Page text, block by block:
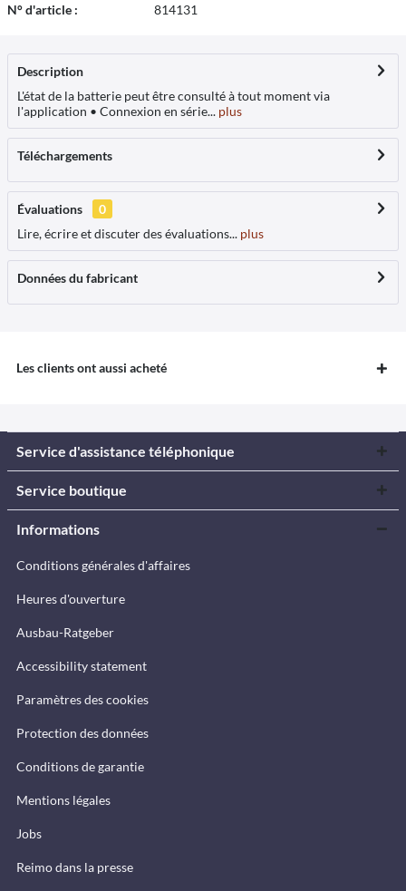
N° d'article : 814131
Description
L'état de la batterie peut être consulté à tout moment via
l'application • Connexion en série... plus
Téléchargements
Évaluations
0
Lire, écrire et discuter des évaluations... plus
Données du fabricant
Les clients ont aussi acheté
Service d'assistance téléphonique
Service boutique
Informations
Conditions générales d'affaires
Heures d'ouverture
Ausbau-Ratgeber
Accessibility statement
Paramètres des cookies
Protection des données
Conditions de garantie
Mentions légales
Jobs
Reimo dans la presse